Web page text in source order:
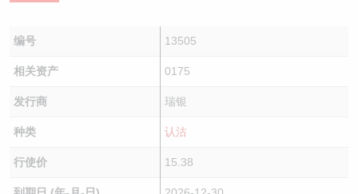
编号 13505
相关资产 0175
发行商 瑞银
种类 认沽
行使价 15.38
牛熊证文件及公告 (瑞信)
收市竞价变化